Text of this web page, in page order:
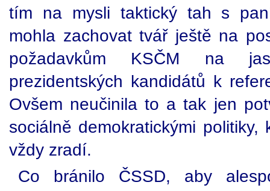
tím na mysli taktický tah s
mohla zachovat tvář ještě na
požadavkům KSČM na
prezidentských kandidátů k
Ovšem neučinila to a tak jen
sociálně demokratickými
vždy zradí.
Co bránilo ČSSD, aby